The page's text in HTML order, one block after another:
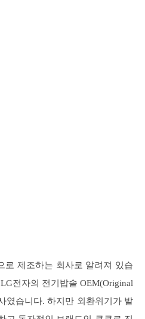
로 제조하는 회사로 알려져 있습
전자의 전기밥솥 OEM(Original
였습니다. 하지만 외환위기가 발